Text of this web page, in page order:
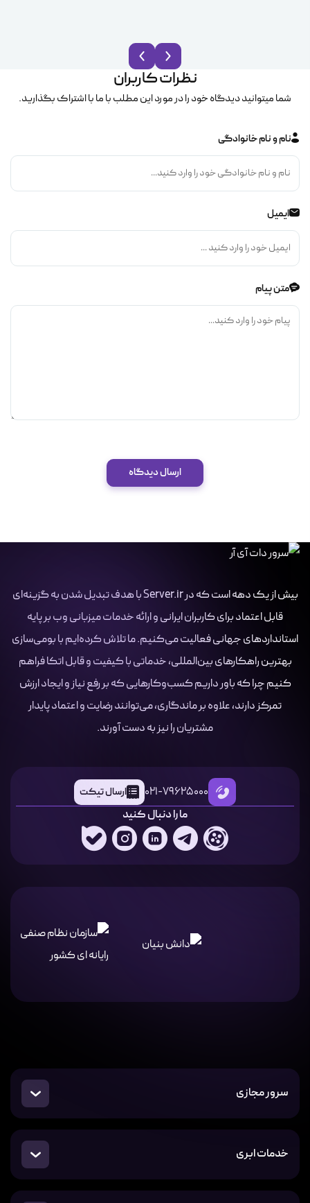
نظرات کاربران
شما میتوانید دیدگاه خود را در مورد این مطلب با ما با اشتراک بگذارید.
نام و نام خانوادگی
ایمیل
متن پیام
ارسال دیدگاه
بیش از یک دهه است که در Server.ir با هدف تبدیل شدن به گزینه‌ای
قابل اعتماد برای کاربران ایرانی و ارائه خدمات میزبانی وب بر پایه
استانداردهای جهانی فعالیت می‌کنیم. ما تلاش کرده‌ایم با بومی‌سازی
بهترین راهکارهای بین‌المللی، خدماتی با کیفیت و قابل اتکا فراهم
کنیم چرا که باور داریم کسب‌وکارهایی که بر رفع نیاز و ایجاد ارزش
تمرکز دارند، علاوه بر ماندگاری، می‌توانند رضایت و اعتماد پایدار
مشتریان را نیز به دست آورند.
021-79625000 ارسال تیکت
ما را دنبال کنید
سرور مجازی
خدمات ابری